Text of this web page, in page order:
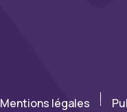
Mentions légales